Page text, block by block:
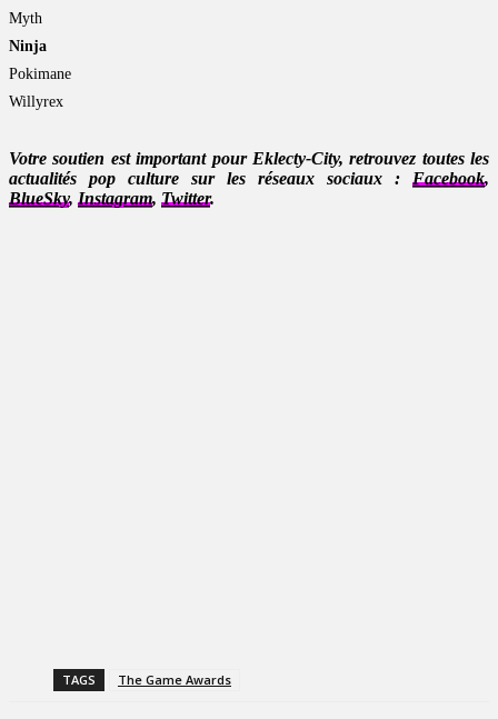
Myth
Ninja
Pokimane
Willyrex
Votre soutien est important pour Eklecty-City, retrouvez toutes les
actualités pop culture sur les réseaux sociaux : Facebook,
BlueSky, Instagram, Twitter.
TAGS The Game Awards